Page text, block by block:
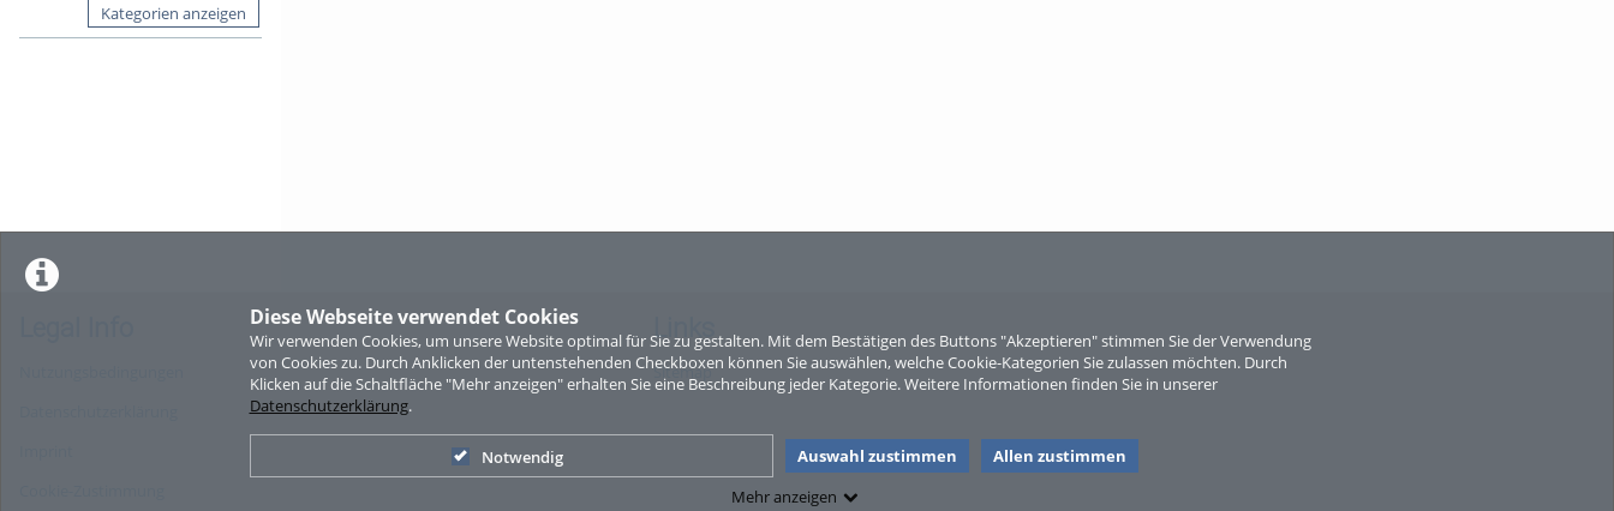
Diese Webseite verwendet Cookies
Wir verwenden Cookies, um unsere Website optimal für Sie zu gestalten. Mit dem Bestätigen des Buttons "Akzeptieren" stimmen Sie der Verwendung
von Cookies zu. Durch Anklicken der untenstehenden Checkboxen können Sie auswählen, welche Cookie-Kategorien Sie zulassen möchten. Durch
Klicken auf die Schaltfläche "Mehr anzeigen" erhalten Sie eine Beschreibung jeder Kategorie. Weitere Informationen finden Sie in unserer
Datenschutzerklärung.
Notwendig Auswahl zustimmen
Allen zustimmen
Mehr anzeigen
Kategorien anzeigen
Sperber
Links
Sitemap